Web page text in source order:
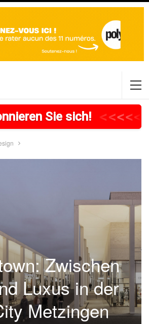
>>>>>>>>>
Sie sich! <<<<<
Zwischen
Luxus in der
Metzingen